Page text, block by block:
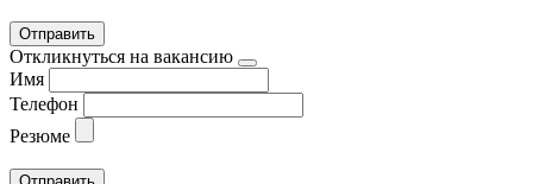
Откликнуться на вакансию
Имя
Телефон
Резюме